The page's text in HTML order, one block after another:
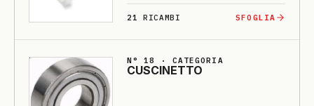
21 RICAMBI SFOGLIA
N° 18 · CATEGORIA
CUSCI­NETTO